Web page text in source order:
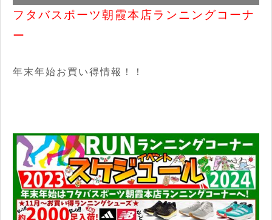
フタバスポーツ朝霞本店ランニングコーナ
ー
年末年始お買い得情報！！